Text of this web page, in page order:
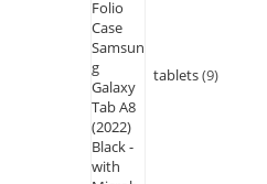
tablets 9